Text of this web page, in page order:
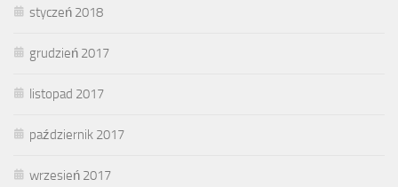
styczeń 2018
grudzień 2017
listopad 2017
październik 2017
wrzesień 2017